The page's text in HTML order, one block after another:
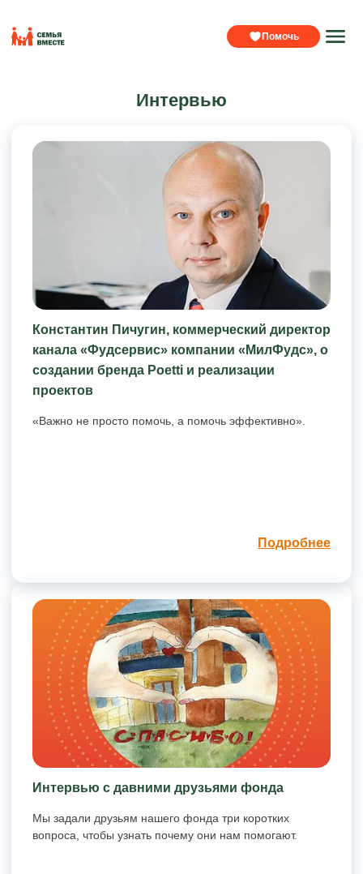
Помочь
Интервью
Константин Пичугин, коммерческий директор
канала «Фудсервис» компании «МилФудс», о
создании бренда Poetti и реализации
проектов
«Важно не просто помочь, а помочь эффективно».
Подробнее
Интервью с давними друзьями фонда
Мы задали друзьям нашего фонда три коротких
вопроса, чтобы узнать почему они нам помогают.